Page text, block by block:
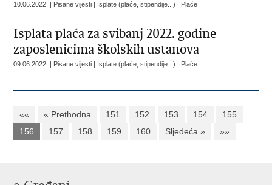
10.06.2022. | Pisane vijesti | Isplate (plaće, stipendije...) | Plaće
Isplata plaća za svibanj 2022. godine
zaposlenicima školskih ustanova
09.06.2022. | Pisane vijesti | Isplate (plaće, stipendije...) | Plaće
«« « Prethodna 151 152 153 154
155
156
157 158 159 160 Sljedeća » »»